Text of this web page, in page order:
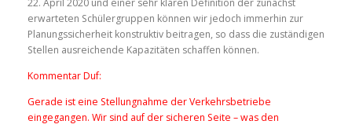
erwarteten Schülergruppen können wir jedoch immerhin zur
Planungssicherheit konstruktiv beitragen, so dass die zuständigen
Stellen ausreichende Kapazitäten schaffen können.
Kommentar Duf:
Gerade ist eine Stellungnahme der Verkehrsbetriebe
eingegangen. Wir sind auf der sicheren Seite – was den